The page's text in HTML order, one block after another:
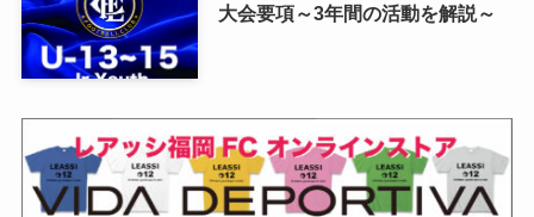
大会要項～3年間の活動を解説～